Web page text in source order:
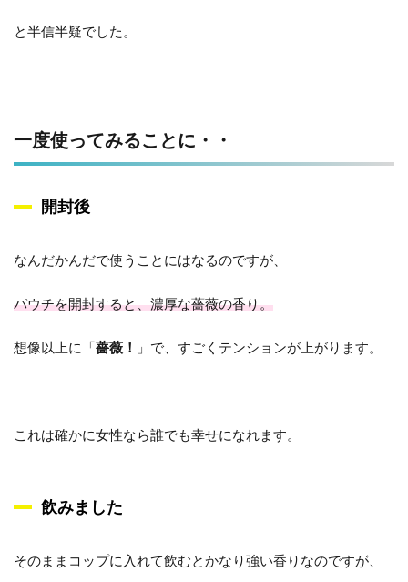
と半信半疑でした。
一度使ってみることに・・
開封後
なんだかんだで使うことにはなるのですが、
パウチを開封すると、濃厚な薔薇の香り。
想像以上に「薔薇！ 」で、すごくテンションが上がります。
これは確かに女性なら誰でも幸せになれます。
飲みました
そのままコップに入れて飲むとかなり強い香りなのですが、